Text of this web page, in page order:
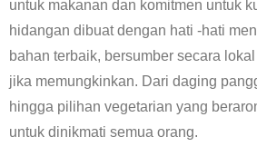
untuk makanan dan komitmen untuk
hidangan dibuat dengan hati -hati
bahan terbaik, bersumber secara
jika memungkinkan. Dari daging
hingga pilihan vegetarian yang
untuk dinikmati semua orang.